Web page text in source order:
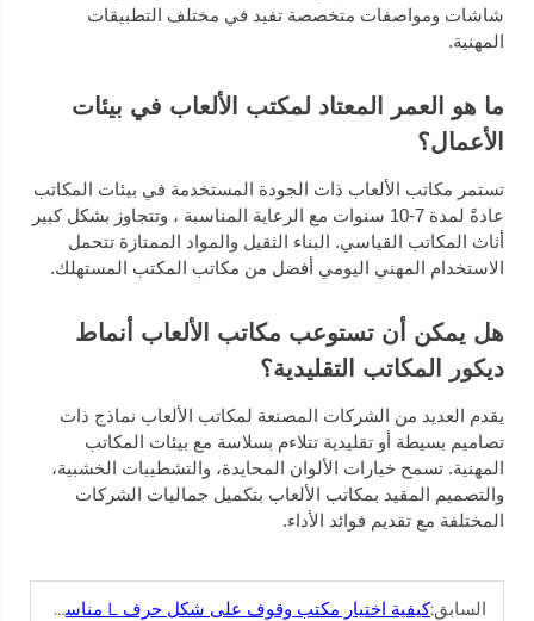
شاشات ومواصفات متخصصة تفيد في مختلف التطبيقات
المهنية.
ما هو العمر المعتاد لمكتب الألعاب في بيئات
الأعمال؟
تستمر مكاتب الألعاب ذات الجودة المستخدمة في بيئات المكاتب
عادةً لمدة 7-10 سنوات مع الرعاية المناسبة ، وتتجاوز بشكل كبير
أثاث المكاتب القياسي. البناء الثقيل والمواد الممتازة تتحمل
الاستخدام المهني اليومي أفضل من مكاتب المكتب المستهلك.
هل يمكن أن تستوعب مكاتب الألعاب أنماط
ديكور المكاتب التقليدية؟
يقدم العديد من الشركات المصنعة لمكاتب الألعاب نماذج ذات
تصاميم بسيطة أو تقليدية تتلاءم بسلاسة مع بيئات المكاتب
المهنية. تسمح خيارات الألوان المحايدة، والتشطيبات الخشبية،
والتصميم المقيد بمكاتب الألعاب بتكميل جماليات الشركات
المختلفة مع تقديم فوائد الأداء.
السابق:كيفية اختيار مكتب وقوف على شكل حرف L مناسب لمكان عملك